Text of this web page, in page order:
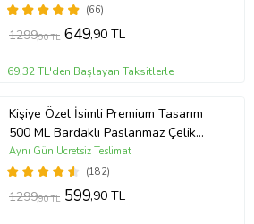
(66)
1299,90 TL 649,90 TL
69,32 TL'den Başlayan Taksitlerle
Kişiye Özel İsimli Premium Tasarım
500 ML Bardaklı Paslanmaz Çelik
Siyah Termos
(182)
Aynı Gün Ücretsiz Teslimat
1299,90 TL 599,90 TL